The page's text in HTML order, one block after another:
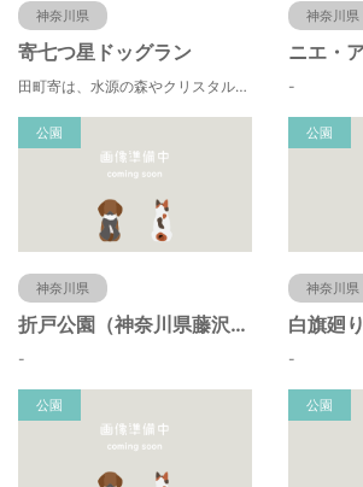
神奈川県
寄七つ星ドッグラン
田町寄は、水源の森やクリスタルな清流 、 満天の星空などの豊かな自然に包まれ、 食や農、芸術の魅力あふれる川の里です。 ドッグランエリアを中心とした『やどりき七つ星ヴィレッジ』を ゆっくりお楽しみください。
神奈川県
-
公園
神奈川県
折戸公園（神奈川県藤沢市）
-
公園
神奈川県
-
公園 公園